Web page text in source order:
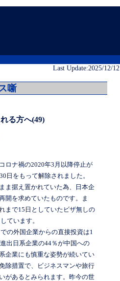
Last Update:2025/12/12
噺
る方へ(49)
ロナ禍の2020年3月以降停止が
日をもって解除されました。
ま据え置かれていた為、日本企
開を求めていたものです。ま
まで15日としていたビザ無しの
ています。
の外国企業からの直接投資は1
出日系企業の44％が中国への
企業にも慎重な姿勢が続いてい
除措置で、ビジネスマンや旅行
があるとみられます。昨今の世